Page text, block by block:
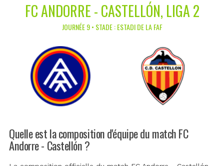
FC ANDORRE - CASTELLÓN, LIGA 2
JOURNÉE 9 • STADE : ESTADI DE LA FAF
Quelle est la composition d'équipe du match FC
Andorre - Castellón ?